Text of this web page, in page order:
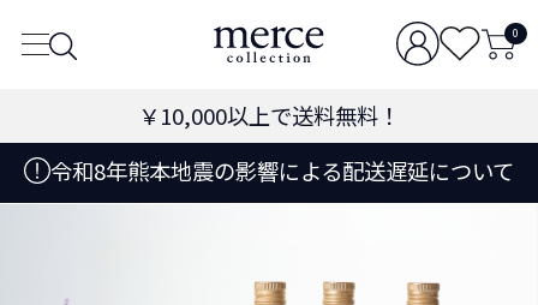
0
￥10,000以上で送料無料！
令和8年熊本地震の影響による配送遅延について